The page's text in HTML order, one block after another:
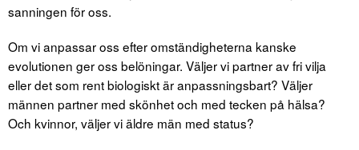
sanningen för oss.
Om vi anpassar oss efter omständigheterna kanske
evolutionen ger oss belöningar. Väljer vi partner av fri vilja
eller det som rent biologiskt är anpassningsbart? Väljer
männen partner med skönhet och med tecken på hälsa?
Och kvinnor, väljer vi äldre män med status?